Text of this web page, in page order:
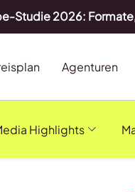
Studie 2026:
Agenturen
Highlights